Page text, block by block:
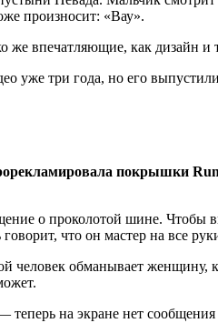
произносит: «Вау».
же впечатляющие, как дизайн
уже три года, но его
покрышки
о проколотой шине.
что он мастер на все
человек обманывает женщину,
на экране нет